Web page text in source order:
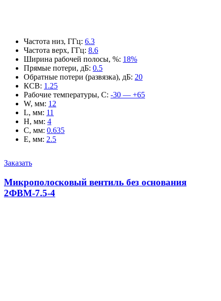
Частота низ, ГГц: 6.3
Частота верх, ГГц: 8.6
Ширина рабочей полосы, %: 18%
Прямые потери, дБ: 0.5
Обратные потери (развязка), дБ: 20
КСВ: 1.25
Рабочие температуры, С: -30 — +65
W, мм: 12
L, мм: 11
H, мм: 4
C, мм: 0.635
E, мм: 2.5
Заказать
Микрополосковый вентиль без основания
2ФВМ-7.5-4